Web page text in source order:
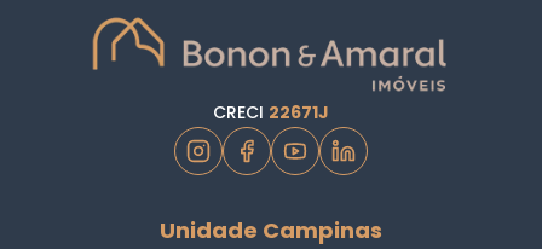
CRECI 22671J
Unidade Campinas